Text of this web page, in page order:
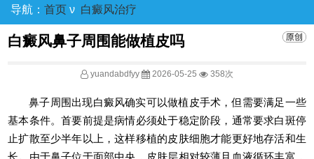
导航： 首页 ν 白癜风治疗
白癜风鼻子周围能做植皮吗
yuandabdfyy 2026-05-25 358次
鼻子周围出现白癜风确实可以做植皮手术，但需要满足一些
基本条件。首要前提是病情必须处于稳定阶段，通常要求白斑停
止扩散至少半年以上，这样移植的皮肤细胞才能更好地存活和生